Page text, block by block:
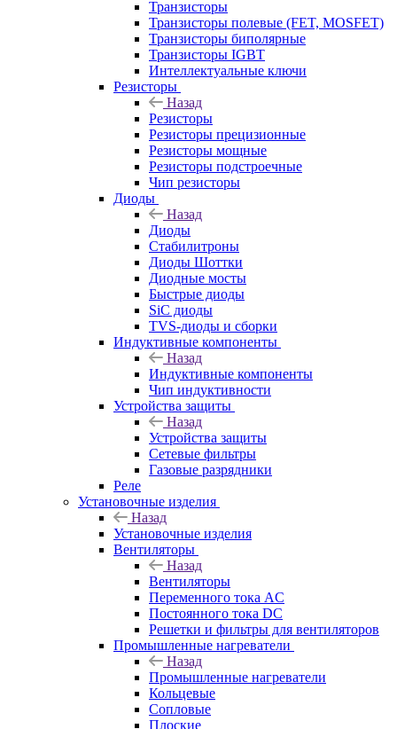
Транзисторы
Транзисторы полевые (FET, MOSFET)
Транзисторы биполярные
Транзисторы IGBT
Интеллектуальные ключи
Резисторы
Назад
Резисторы
Резисторы прецизионные
Резисторы мощные
Резисторы подстроечные
Чип резисторы
Диоды
Назад
Диоды
Стабилитроны
Диоды Шоттки
Диодные мосты
Быстрые диоды
SiC диоды
TVS-диоды и сборки
Индуктивные компоненты
Назад
Индуктивные компоненты
Чип индуктивности
Устройства защиты
Назад
Устройства защиты
Сетевые фильтры
Газовые разрядники
Реле
Установочные изделия
Назад
Установочные изделия
Вентиляторы
Назад
Вентиляторы
Переменного тока AC
Постоянного тока DC
Решетки и фильтры для вентиляторов
Промышленные нагреватели
Назад
Промышленные нагреватели
Кольцевые
Сопловые
Плоские